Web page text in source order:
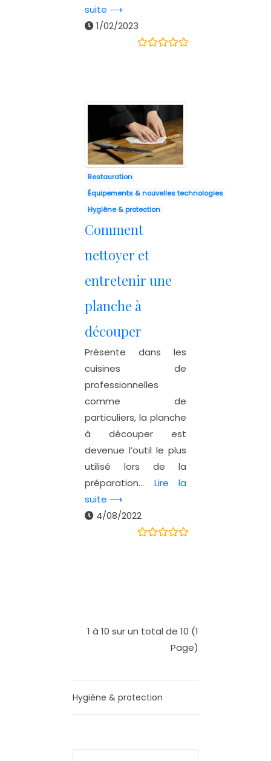
suite ⟶
1/02/2023
Restauration
Équipements & nouvelles technologies
Hygiène & protection
Comment
nettoyer et
entretenir une
planche à
découper
Présente dans les
cuisines de
professionnelles
comme de
particuliers, la planche
à découper est
devenue l’outil le plus
utilisé lors de la
préparation... Lire la
suite ⟶
4/08/2022
1 à 10 sur un total de 10 (1
Page)
Hygiène & protection